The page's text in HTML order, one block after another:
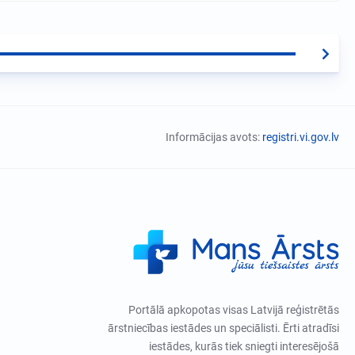
Informācijas avots: registri.vi.gov.lv
Portālā apkopotas visas Latvijā reģistrētās
ārstniecības iestādes un speciālisti. Ērti atradīsi
iestādes, kurās tiek sniegti interesējošā